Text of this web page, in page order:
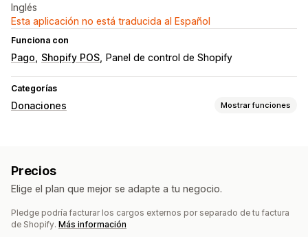
Inglés
Esta aplicación no está traducida al Español
Funciona con
Pago Shopify POS Panel de control de Shopify
Categorías
Donaciones Mostrar funciones
Medioambiental
Caridad personalizada
Gestión de donaciones
Precios
Elige el plan que mejor se adapte a tu negocio.
Pledge podría facturar los cargos externos por separado de tu factura
de Shopify. Más información